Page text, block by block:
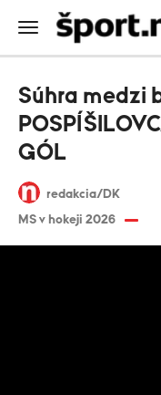
redakcia/DK
MS v hokeji 2026
Súhra medzi
GÓL